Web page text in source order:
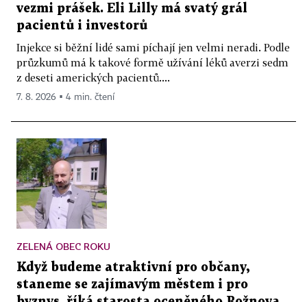
vezmi prášek. Eli Lilly má svatý grál
pacientů i investorů
Injekce si běžní lidé sami píchají jen velmi neradi. Podle
průzkumů má k takové formě užívání léků averzi sedm
z deseti amerických pacientů....
7. 8. 2026 ▪ 4 min. čtení
ZELENÁ OBEC ROKU
Když budeme atraktivní pro občany,
staneme se zajímavým městem i pro